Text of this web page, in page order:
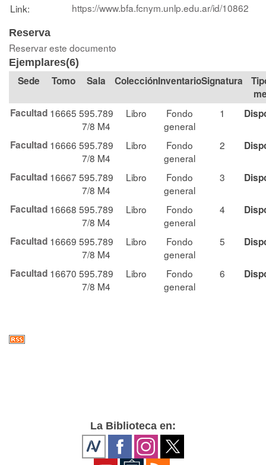
Link: https://www.bfa.fcnym.unlp.edu.ar/id/10862
Reserva
Reservar este documento
Ejemplares(6)
Tomo Sala Colección Signatura
Facultad 16665 595.789
7/8 M4
Libro
Fondo
general
1
Facultad 16666 595.789
7/8 M4
Libro
Fondo
general
2
Facultad 16667 595.789
7/8 M4
Libro
Fondo
general
3
Facultad 16668 595.789
7/8 M4
Libro
Fondo
general
4
Facultad 16669 595.789
7/8 M4
Libro
Fondo
general
5
Facultad 16670 595.789
7/8 M4
Libro
Fondo
general
6
La Biblioteca en: